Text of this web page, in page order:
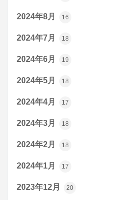
2024年8月 16
2024年7月 18
2024年6月 19
2024年5月 18
2024年4月 17
2024年3月 18
2024年2月 18
2024年1月 17
2023年12月 20